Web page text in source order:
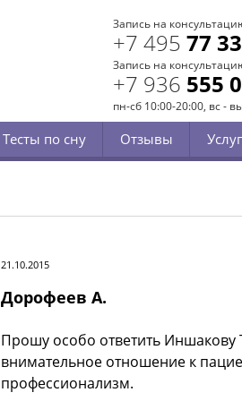
Запись на
+7 495 77
Запись на
+7 936 555
пн-сб 10:00-20:00, вс -
Тесты по сну Отзывы
21.10.2015
Дорофеев А.
Прошу особо ответить Иншакову
внимательное отношение к
профессионализм.